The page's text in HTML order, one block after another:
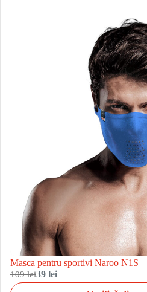
Masca pentru sportivi Naroo N1S
109 lei39 lei